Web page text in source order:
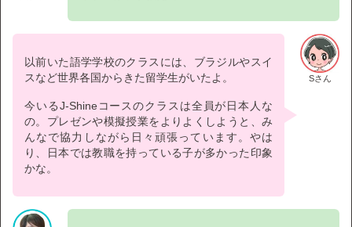
Sさん
以前いた語学学校のクラスには、ブラジルやスイ
スなど世界各国からきた留学生がいたよ。
今いるJ-Shineコースのクラスは全員が日本人な
の。プレゼンや模擬授業をよりよくしようと、み
んなで協力しながら日々頑張っています。やは
り、日本では教職を持っている子が多かった印象
かな。